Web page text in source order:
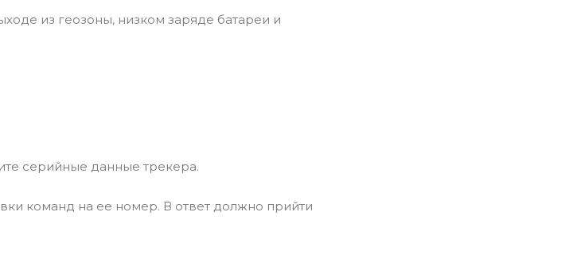
из геозоны, низком заряде батареи и
серийные данные трекера.
команд на ее номер. В ответ должно прийти